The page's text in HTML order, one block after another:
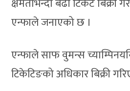
क्षमताभन्दा बढी टिकट बिक्री
एन्फाले जनाएको छ ।
एन्फाले साफ वुमन्स
टिकेटिङको अधिकार बिक्री